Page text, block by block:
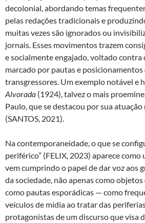
decolonial, abordando temas
pelas redações tradicionais e
muitas vezes são ignorados ou
jornais. Esses movimentos trazem
e socialmente engajado, voltado contra
marcado por pautas e
transgressores. Um exemplo notável e
Alvorada (1924), talvez o mais
Paulo, que se destacou por sua atuação
(SANTOS, 2021).
Na contemporaneidade, o que se
periférico” (FELIX, 2023) aparece como
vem cumprindo o papel de dar voz aos
da sociedade, não apenas como
como pautas esporádicas — como
veículos de mídia ao tratar das
protagonistas de um discurso que visa